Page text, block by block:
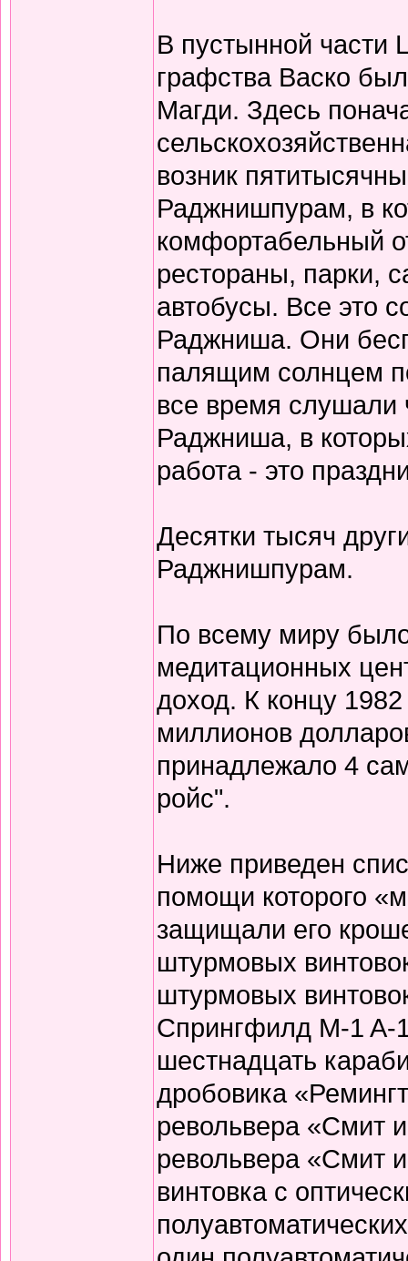
В пустынной части
графства Васко
Магди. Здесь
возник
Раджнишпурам, в
комфортабельный
рестораны, парки,
автобусы. Все это
Раджниша. Они
палящим солнцем
все время слушали
Раджниша, в
работа - это
Десятки тысяч
Раджнишпурам.
По всему миру
медитационных
доход. К концу 1982
миллионов
принадлежало 4
ройс".
Ниже приведен
помощи которого
защищали его
штурмовых
штурмовых
Спрингфилд M-1 A-
шестнадцать
дробовика
револьвера «Смит
револьвера «Смит
винтовка с